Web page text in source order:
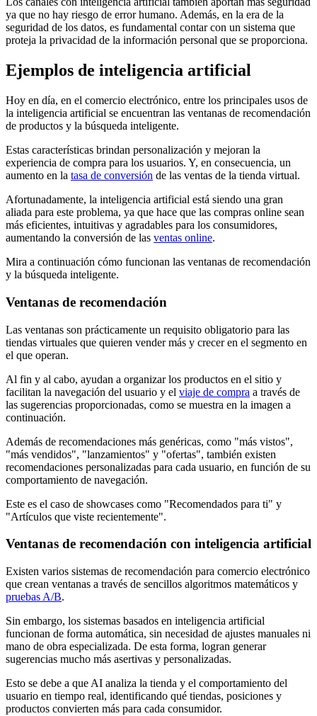
ya que no hay riesgo de error humano. Además, en la era de la
seguridad de los datos, es fundamental contar con un sistema que
proteja la privacidad de la información personal que se proporciona.
Ejemplos de inteligencia artificial
Hoy en día, en el comercio electrónico, entre los principales usos de
la inteligencia artificial se encuentran las ventanas de recomendación
de productos y la búsqueda inteligente.
Estas características brindan personalización y mejoran la
experiencia de compra para los usuarios. Y, en consecuencia, un
aumento en la tasa de conversión de las ventas de la tienda virtual.
Afortunadamente, la inteligencia artificial está siendo una gran
aliada para este problema, ya que hace que las compras online sean
más eficientes, intuitivas y agradables para los consumidores,
aumentando la conversión de las ventas online.
Mira a continuación cómo funcionan las ventanas de recomendación
y la búsqueda inteligente.
Ventanas de recomendación
Las ventanas son prácticamente un requisito obligatorio para las
tiendas virtuales que quieren vender más y crecer en el segmento en
el que operan.
Al fin y al cabo, ayudan a organizar los productos en el sitio y
facilitan la navegación del usuario y el viaje de compra a través de
las sugerencias proporcionadas, como se muestra en la imagen a
continuación.
Además de recomendaciones más genéricas, como "más vistos",
"más vendidos", "lanzamientos" y "ofertas", también existen
recomendaciones personalizadas para cada usuario, en función de su
comportamiento de navegación.
Este es el caso de showcases como "Recomendados para ti" y
"Artículos que viste recientemente".
Ventanas de recomendación con inteligencia artificial
Existen varios sistemas de recomendación para comercio electrónico
que crean ventanas a través de sencillos algoritmos matemáticos y
pruebas A/B.
Sin embargo, los sistemas basados ​​en inteligencia artificial
funcionan de forma automática, sin necesidad de ajustes manuales ni
mano de obra especializada. De esta forma, logran generar
sugerencias mucho más asertivas y personalizadas.
Esto se debe a que AI analiza la tienda y el comportamiento del
usuario en tiempo real, identificando qué tiendas, posiciones y
productos convierten más para cada consumidor.